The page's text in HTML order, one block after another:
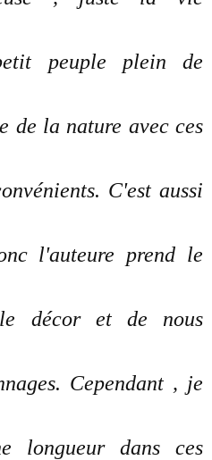
peuple plein de
de la nature avec ces
C'est aussi
l'auteure prend le
décor et de nous
Cependant , je
longueur dans ces